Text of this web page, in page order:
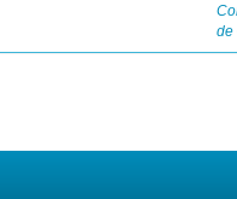
de